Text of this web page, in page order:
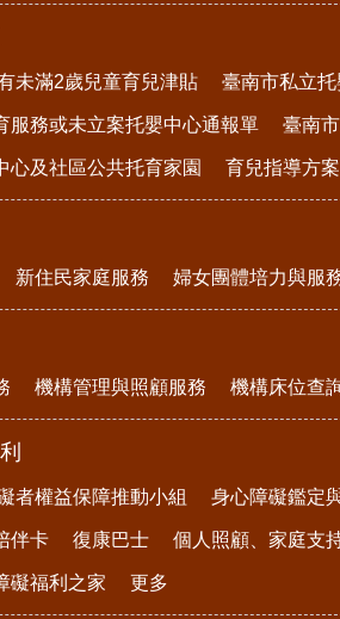
未滿2歲兒童育兒津貼 臺南市私立
服務或未立案托嬰中心通報單 臺南
心及社區公共托育家園 育兒指導方案
新住民家庭服務 婦女團體培力與服
機構管理與照顧服務 機構床位查
者權益保障推動小組 身心障礙鑑定
伴卡 復康巴士 個人照顧、家庭支
礙福利之家 更多